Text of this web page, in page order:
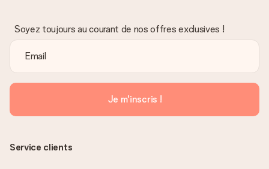
Soyez toujours au courant de nos offres exclusives !
Je m'inscris !
Service clients